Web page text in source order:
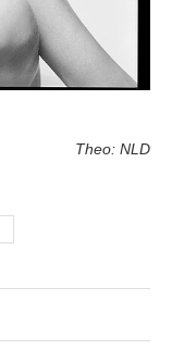
Theo: NLD